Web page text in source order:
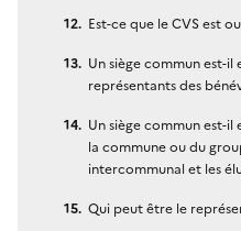
Est-ce que le CVS est
Un siège commun est-il
représentants des
Un siège commun est-il
la commune ou du
intercommunal et les
Qui peut être le